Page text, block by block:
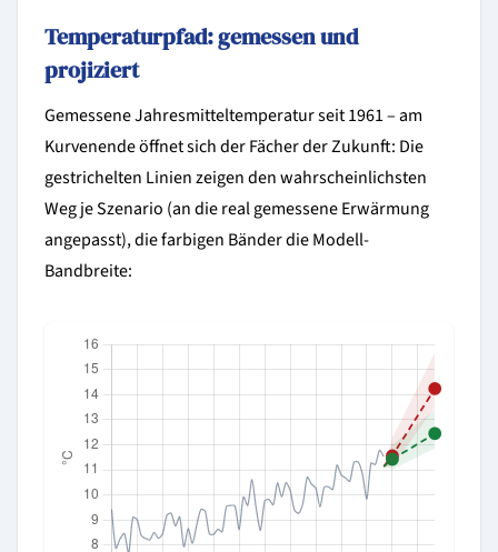
Temperaturpfad: gemessen und
projiziert
Gemessene Jahresmitteltemperatur seit 1961 – am
Kurvenende öffnet sich der Fächer der Zukunft: Die
gestrichelten Linien zeigen den wahrscheinlichsten
Weg je Szenario (an die real gemessene Erwärmung
angepasst), die farbigen Bänder die Modell-
Bandbreite: